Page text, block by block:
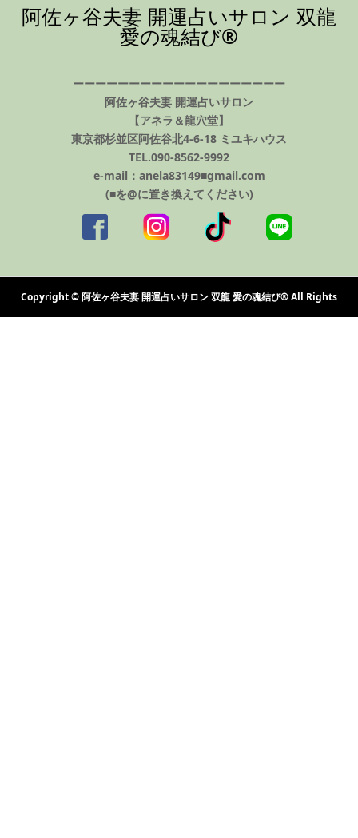
阿佐ヶ谷夫妻 開運占いサロン 双龍
愛の魂結び®️
ーーーーーーーーーーーーーーーーーーー
阿佐ヶ谷夫妻 開運占いサロン
【アネラ＆龍穴堂】
東京都杉並区阿佐谷北4-6-18 ミユキハウス
TEL.090-8562-9992
e-mail：anela83149■gmail.com
(■を@に置き換えてください)
Copyright © 阿佐ヶ谷夫妻 開運占いサロン 双龍 愛の魂結び®️ All Rights